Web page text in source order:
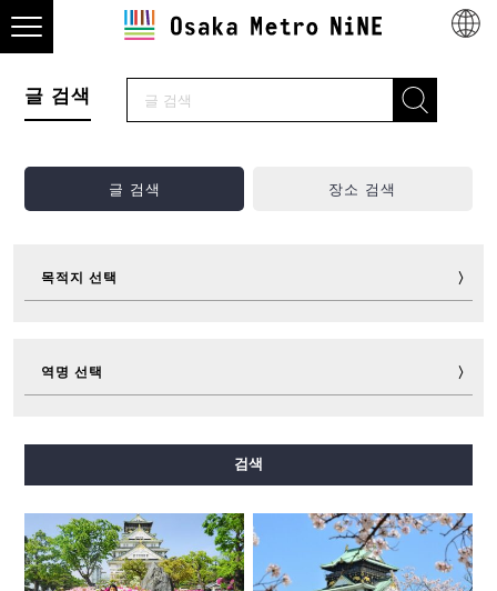
글 검색
글 검색 장소 검색
목적지 선택
놀거리
역명 선택
사카이스지선
이마자토스지선 뉴트램
검색